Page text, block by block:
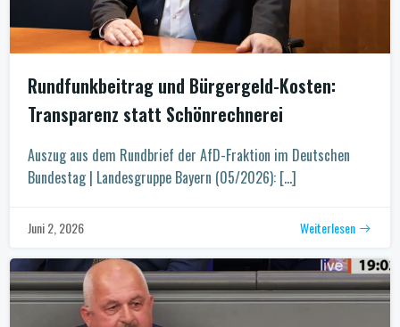
Rundfunkbeitrag und Bürgergeld-Kosten:
Transparenz statt Schönrechnerei
Auszug aus dem Rundbrief der AfD-Fraktion im Deutschen
Bundestag | Landesgruppe Bayern (05/2026): […]
Juni 2, 2026 Weiterlesen